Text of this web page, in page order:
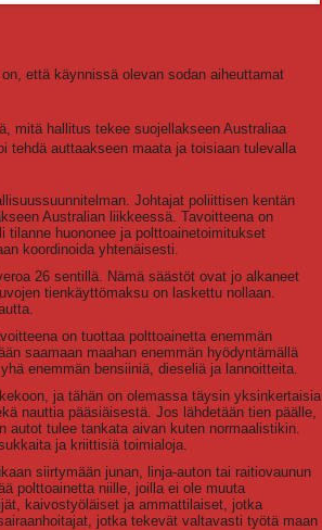
että käynnissä olevan sodan aiheuttamat
mitä hallitus tekee suojellakseen Australiaa
tehdä auttaakseen maata ja toisiaan tulevalla
Johtajat poliittisen kentän
Australian liikkeessä. Tavoitteena on
tilanne huononee ja polttoainetoimitukset
koordinoida yhtenäisesti.
26 sentillä. Nämä säästöt ovat jo alkaneet
tienkäyttömaksu on laskettu nollaan.
on tuottaa polttoainetta enemmän
saamaan maahan enemmän hyödyntämällä
enemmän bensiiniä, dieseliä ja lannoitteita.
ja tähän on olemassa täysin yksinkertaisia
nauttia pääsiäisestä. Jos lähdetään tien päälle,
autot tulee tankata aivan kuten normaalistikin.
ja kriittisiä toimialoja.
siirtymään junan, linja-auton tai raitiovaunun
polttoainetta niille, joilla ei ole muuta
kaivostyöläiset ja ammattilaiset, jotka
jotka tekevät valtavasti työtä maan